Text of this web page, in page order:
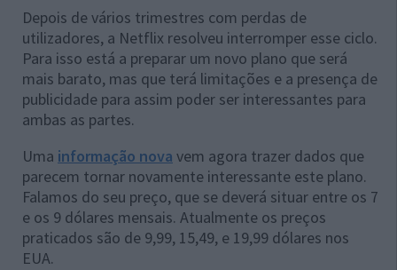
Depois de vários trimestres com perdas de
utilizadores, a Netflix resolveu interromper esse ciclo.
Para isso está a preparar um novo plano que será
mais barato, mas que terá limitações e a presença de
publicidade para assim poder ser interessantes para
ambas as partes.
Uma informação nova vem agora trazer dados que
parecem tornar novamente interessante este plano.
Falamos do seu preço, que se deverá situar entre os 7
e os 9 dólares mensais. Atualmente os preços
praticados são de 9,99, 15,49, e 19,99 dólares nos
EUA.